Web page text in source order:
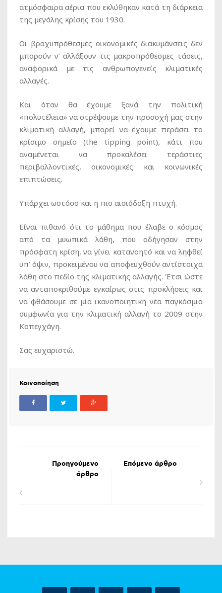
ατμόσφαιρα αέρια που εκλύθηκαν κατά τη διάρκεια
της μεγάλης κρίσης του 1930.
Οι βραχυπρόθεσμες οικονομικές διακυμάνσεις δεν
μπορούν ν’ αλλάξουν τις μακροπρόθεσμες τάσεις,
αναφορικά με τις ανθρωπογενείς κλιματικές
αλλαγές.
Και όταν θα έχουμε ξανά την πολιτική
«πολυτέλεια» να στρέψουμε την προσοχή μας στην
κλιματική αλλαγή, μπορεί να έχουμε περάσει το
κρίσιμο σημείο (the tipping point), κάτι που
αναμένεται να προκαλέσει τεράστιες
περιβαλλοντικές, οικονομικές και κοινωνικές
επιπτώσεις.
Υπάρχει ωστόσο και η πιο αισιόδοξη πτυχή.
Είναι πιθανό ότι το μάθημα που έλαβε ο κόσμος
από τα μυωπικά λάθη, που οδήγησαν στην
πρόσφατη κρίση, να γίνει κατανοητό και να ληφθεί
υπ’ όψιν, προκειμένου να αποφευχθούν αντίστοιχα
λάθη στο πεδίο της κλιματικής αλλαγής. Έτσι ώστε
να ανταποκριθούμε εγκαίρως στις προκλήσεις και
να φθάσουμε σε μία ικανοποιητική νέα παγκόσμια
συμφωνία για την κλιματική αλλαγή το 2009 στην
Κοπεγχάγη.
Σας ευχαριστώ.
Κοινοποίηση
Προηγούμενο
άρθρο
Επόμενο άρθρο